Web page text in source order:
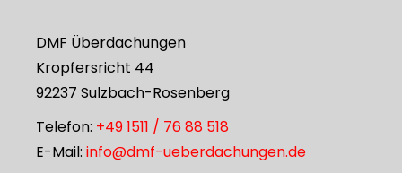
DMF Überdachungen
Kropfersricht 44
92237 Sulzbach-Rosenberg
Telefon: +49 1511 / 76 88 518
E-Mail: info@dmf-ueberdachungen.de